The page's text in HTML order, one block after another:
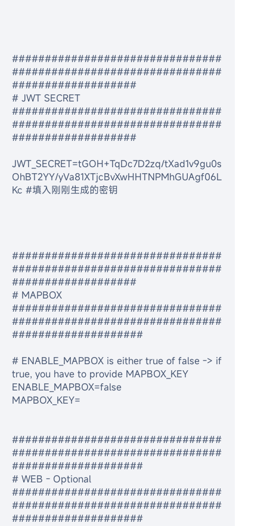
################################
################################
###################
# JWT SECRET
################################
################################
###################
JWT_SECRET=tGOH+TqDc7D2zq/tXad1v9gu0s
OhBT2YY/yVa81XTjcBvXwHHTNPMhGUAgf06L
Kc #填入刚刚生成的密钥
################################
################################
###################
# MAPBOX
################################
################################
####################
# ENABLE_MAPBOX is either true of false -> if
true, you have to provide MAPBOX_KEY
ENABLE_MAPBOX=false
MAPBOX_KEY=
################################
################################
####################
# WEB - Optional
################################
################################
####################